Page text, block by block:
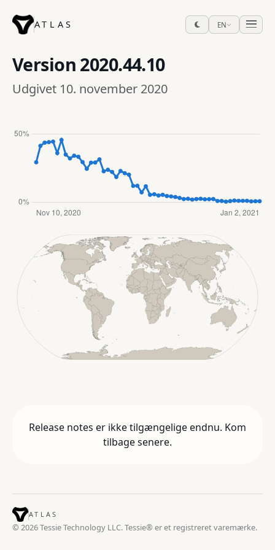
ATLAS EN
Version 2020.44.10
Udgivet 10. november 2020
Release notes er ikke tilgængelige endnu. Kom
tilbage senere.
ATLAS
© 2026 Tessie Technology LLC. Tessie® er et registreret varemærke.